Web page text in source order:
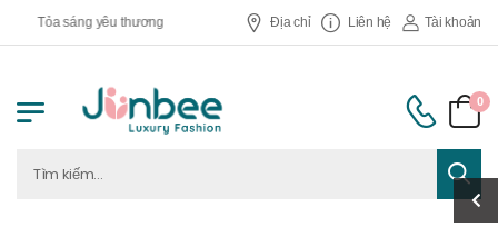
Tỏa sáng yêu thương Địa chỉ Liên hệ Tài khoản
0